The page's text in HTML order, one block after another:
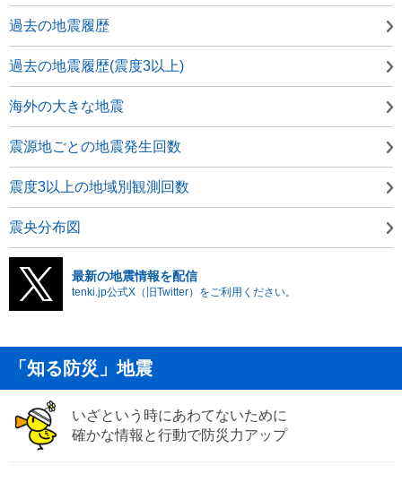
過去の地震履歴
過去の地震履歴(震度3以上)
海外の大きな地震
震源地ごとの地震発生回数
震度3以上の地域別観測回数
震央分布図
最新の地震情報を配信
tenki.jp公式X（旧Twitter）をご利用ください。
「知る防災」地震
いざという時にあわてないために
確かな情報と行動で防災力アップ